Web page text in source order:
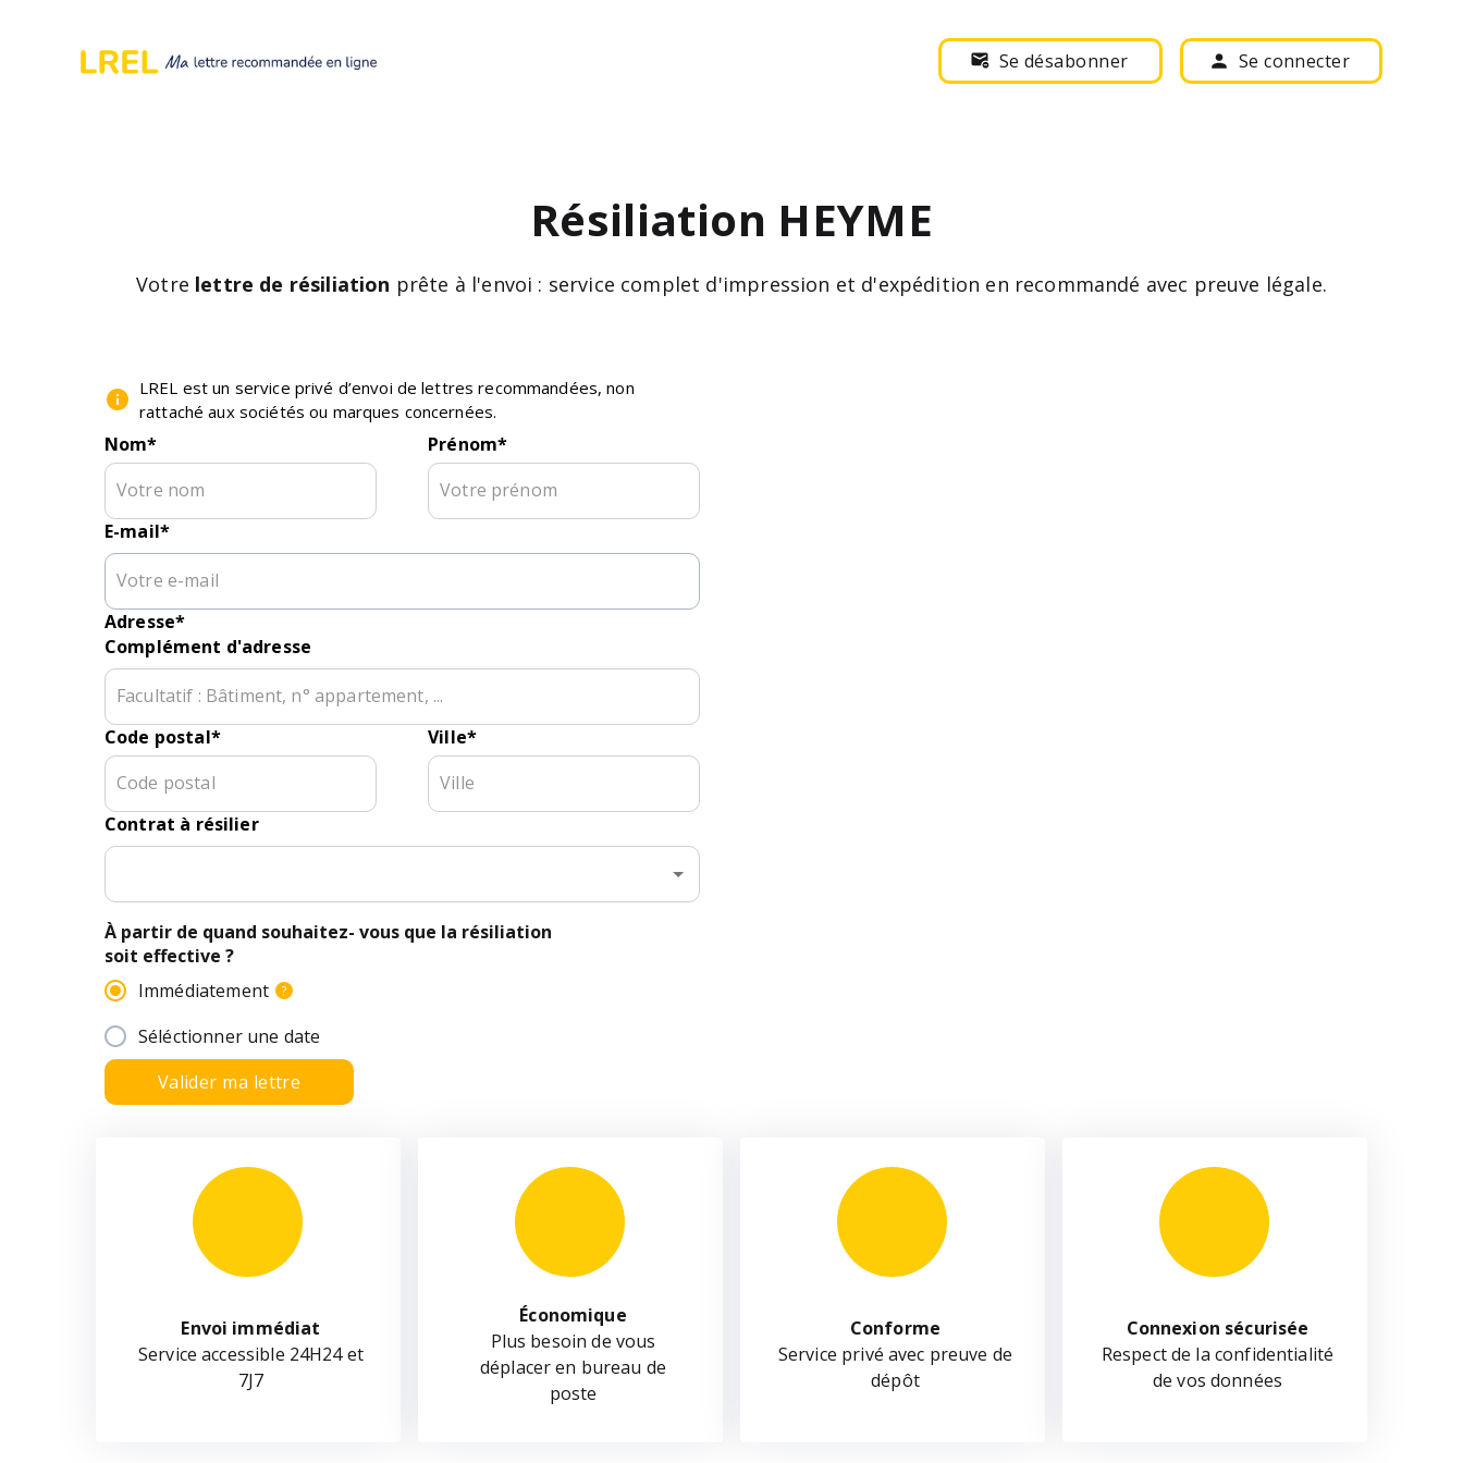
Se désabonner Se connecter
Résiliation HEYME
Votre lettre de résiliation prête à l'envoi : service complet d'impression et d'expédition en recommandé avec preuve légale.
LREL est un service privé d’envoi de lettres recommandées, non
rattaché aux sociétés ou marques concernées.
Nom* Prénom*
E-mail*
Adresse*
Complément d'adresse
Code postal* Ville*
Contrat à résilier
À partir de quand souhaitez- vous que la résiliation
soit effective ?
Immédiatement
?
Séléctionner une date
Valider ma lettre
Envoi immédiat
Service accessible 24H24 et
7J7
Économique
Plus besoin de vous
déplacer en bureau de
poste
Conforme
Service privé avec preuve de
dépôt
Connexion sécurisée
Respect de la confidentialité
de vos données